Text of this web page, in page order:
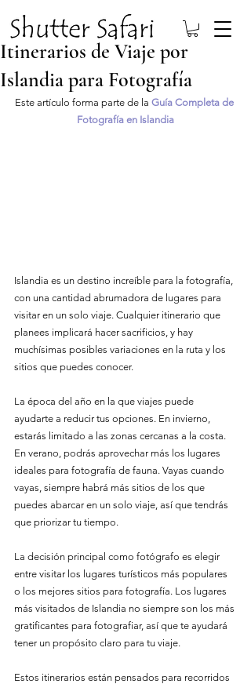
Itinerarios de Viaje por
Islandia para Fotografía
Este artículo forma parte de la Guía Completa de
Fotografía en Islandia
Islandia es un destino increíble para la fotografía,
con una cantidad abrumadora de lugares para
visitar en un solo viaje. Cualquier itinerario que
planees implicará hacer sacrificios, y hay
muchísimas posibles variaciones en la ruta y los
sitios que puedes conocer.
La época del año en la que viajes puede
ayudarte a reducir tus opciones. En invierno,
estarás limitado a las zonas cercanas a la costa.
En verano, podrás aprovechar más los lugares
ideales para fotografía de fauna. Vayas cuando
vayas, siempre habrá más sitios de los que
puedes abarcar en un solo viaje, así que tendrás
que priorizar tu tiempo.
La decisión principal como fotógrafo es elegir
entre visitar los lugares turísticos más populares
o los mejores sitios para fotografía. Los lugares
más visitados de Islandia no siempre son los más
gratificantes para fotografiar, así que te ayudará
tener un propósito claro para tu viaje.
Estos itinerarios están pensados para recorridos